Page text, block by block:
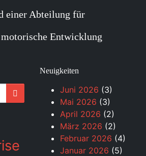
einer Abteilung für
Entwicklung
Neuigkeiten
Juni 2026 (3)
Mai 2026 (3)
April 2026 (2)
März 2026 (2)
Februar 2026 (4)
Januar 2026 (5)